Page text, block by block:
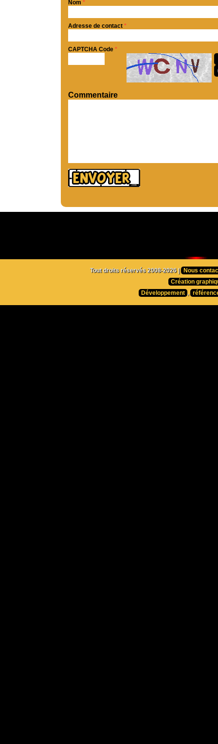
Nom *
Adresse de contact *
CAPTCHA Code *
Commentaire
Tout droits réservés 2008-2026 |
Nous
Création
Développement ,